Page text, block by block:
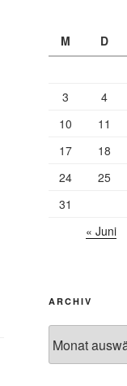
M
D
3
4
10
11
17
18
24
25
31
« Juni
ARCHIV